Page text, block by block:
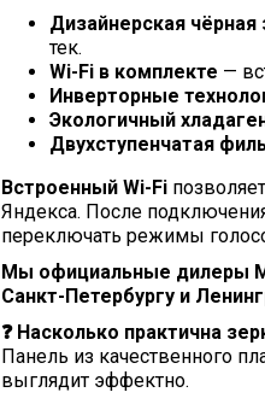
Дизайнерская чёрная
тек.
Wi-Fi в комплекте —
Инверторные
Экологичный
Двухступенчатая
Встроенный Wi-Fi
Яндекса. После
переключать режимы
Мы официальные дилеры
Санкт-Петербургу и
❓ Насколько практична
Панель из качественного
выглядит эффектно.